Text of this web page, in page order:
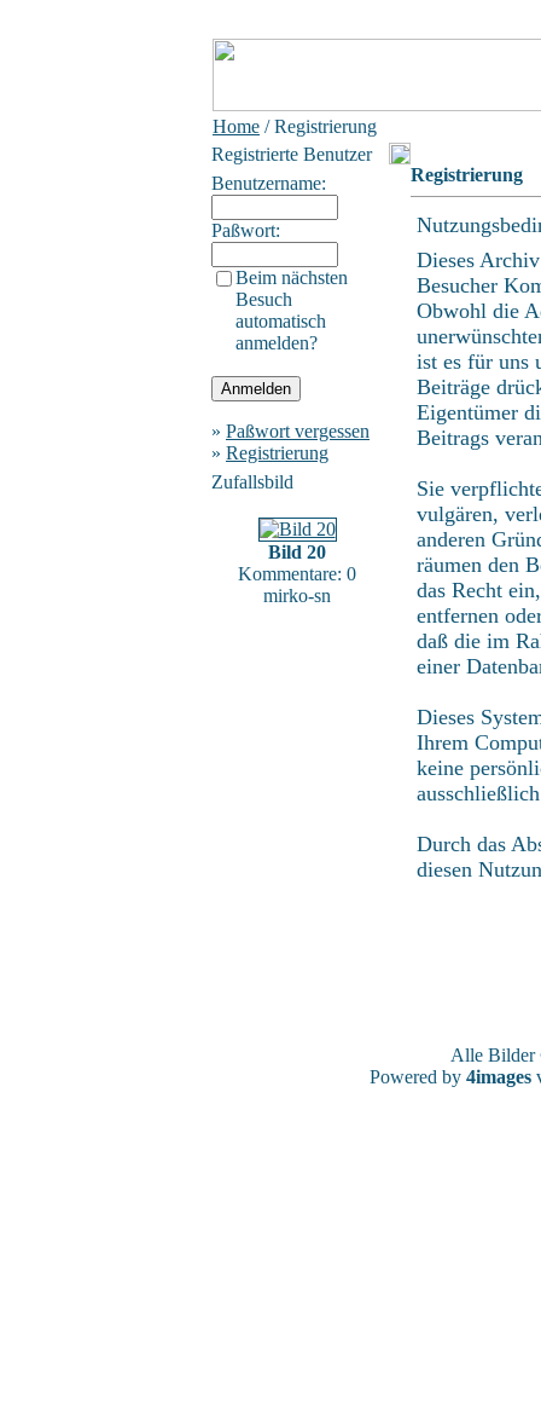
Home / Registrierung
Registrierte Benutzer
Benutzername:
Paßwort:
Beim nächsten
Besuch
automatisch
anmelden?
» Paßwort vergessen
» Registrierung
Zufallsbild
Bild 20
Kommentare: 0
mirko-sn
Registrierung
Dieses
Besucher
Obwohl die
ist es für uns
Beiträge
Eigentümer
Beitrags
Sie
vulgären,
anderen
räumen den
das Recht
entfernen
daß die im
einer
Dieses
Ihrem
keine
Durch das
diesen
Alle
Powered by 4images